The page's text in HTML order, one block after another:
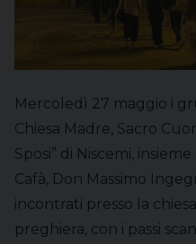
Mercoledì 27 maggio i
Chiesa Madre, Sacro
Sposi” di Niscemi,
Cafà, Don Massimo
incontrati presso la
preghiera, con i passi